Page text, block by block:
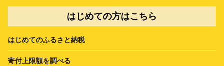
はじめての方はこちら
はじめてのふるさと納税
寄付上限額を調べる